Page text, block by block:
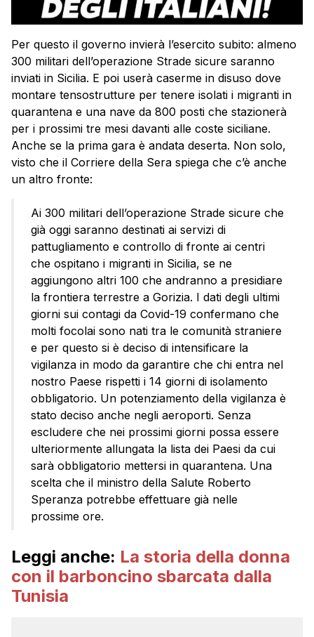
Per questo il governo invierà l’esercito subito: almeno
300 militari dell’operazione Strade sicure saranno
inviati in Sicilia. E poi userà caserme in disuso dove
montare tensostrutture per tenere isolati i migranti in
quarantena e una nave da 800 posti che stazionerà
per i prossimi tre mesi davanti alle coste siciliane.
Anche se la prima gara è andata deserta. Non solo,
visto che il Corriere della Sera spiega che c’è anche
un altro fronte:
Ai 300 militari dell’operazione Strade sicure che
già oggi saranno destinati ai servizi di
pattugliamento e controllo di fronte ai centri
che ospitano i migranti in Sicilia, se ne
aggiungono altri 100 che andranno a presidiare
la frontiera terrestre a Gorizia. I dati degli ultimi
giorni sui contagi da Covid-19 confermano che
molti focolai sono nati tra le comunità straniere
e per questo si è deciso di intensificare la
vigilanza in modo da garantire che chi entra nel
nostro Paese rispetti i 14 giorni di isolamento
obbligatorio. Un potenziamento della vigilanza è
stato deciso anche negli aeroporti. Senza
escludere che nei prossimi giorni possa essere
ulteriormente allungata la lista dei Paesi da cui
sarà obbligatorio mettersi in quarantena. Una
scelta che il ministro della Salute Roberto
Speranza potrebbe effettuare già nelle
prossime ore.
Leggi anche: La storia della donna
con il barboncino sbarcata dalla
Tunisia